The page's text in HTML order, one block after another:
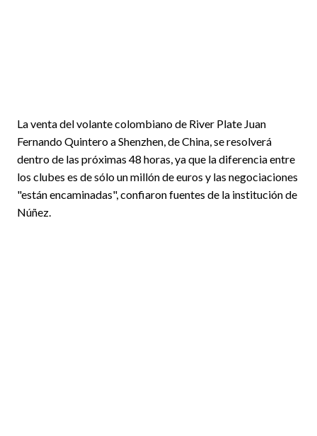
La venta del volante colombiano de River Plate Juan
Fernando Quintero a Shenzhen, de China, se resolverá
dentro de las próximas 48 horas, ya que la diferencia entre
los clubes es de sólo un millón de euros y las negociaciones
"están encaminadas", confiaron fuentes de la institución de
Núñez.